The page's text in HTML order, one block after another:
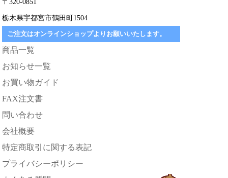
栃木県宇都宮市鶴田町1504
ご注文はオンラインショップよりお願いいたします。
商品一覧
お知らせ一覧
お買い物ガイド
FAX注文書
問い合わせ
会社概要
特定商取引に関する表記
プライバシーポリシー